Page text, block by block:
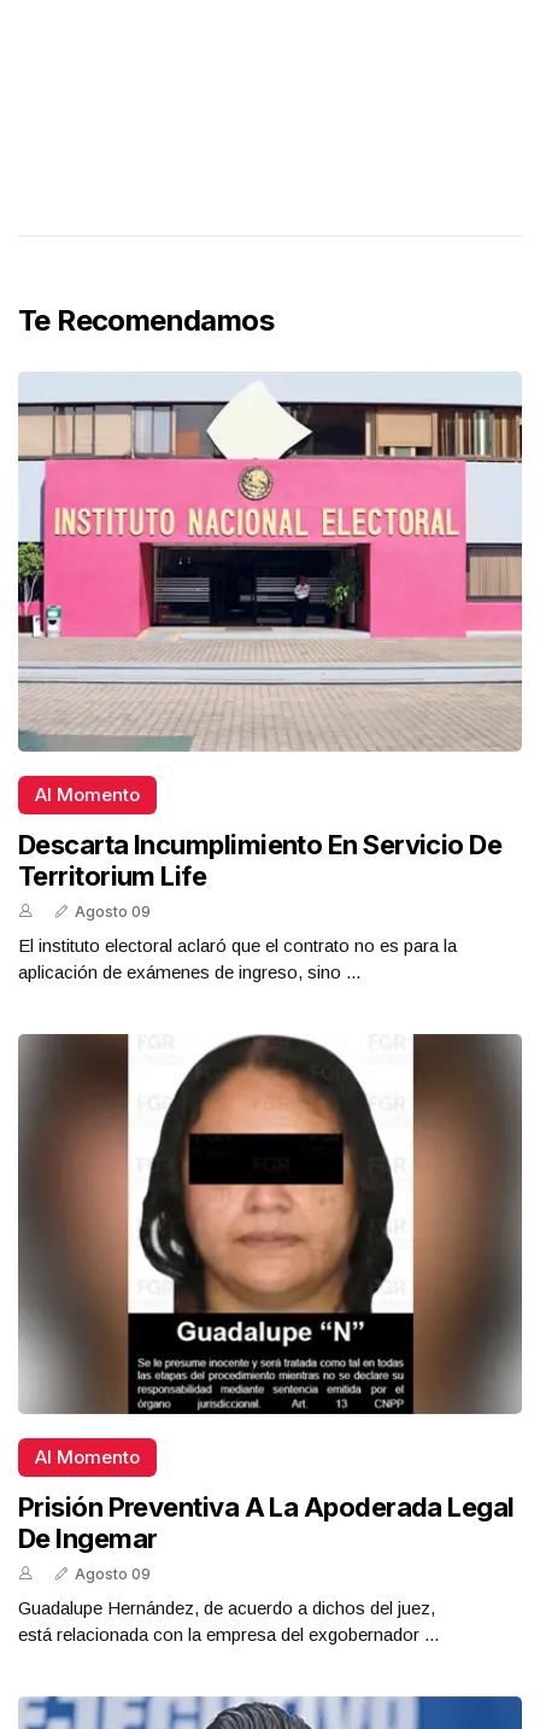
Te Recomendamos
Al Momento
Descarta Incumplimiento En Servicio De
Territorium Life
Agosto 09
El instituto electoral aclaró que el contrato no es para la
aplicación de exámenes de ingreso, sino ...
Al Momento
Prisión Preventiva A La Apoderada Legal
De Ingemar
Agosto 09
Guadalupe Hernández, de acuerdo a dichos del juez,
está relacionada con la empresa del exgobernador ...